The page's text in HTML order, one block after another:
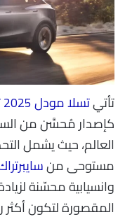
تأتيتسلا مودل Y 2025
كإصدار مُحسَّن من
العالم، حيث يشمل
مستوحى من
وانسيابية محسّنة
المقصورة لتكون